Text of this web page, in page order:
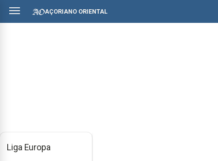
AÇORIANO ORIENTAL
Liga Europa